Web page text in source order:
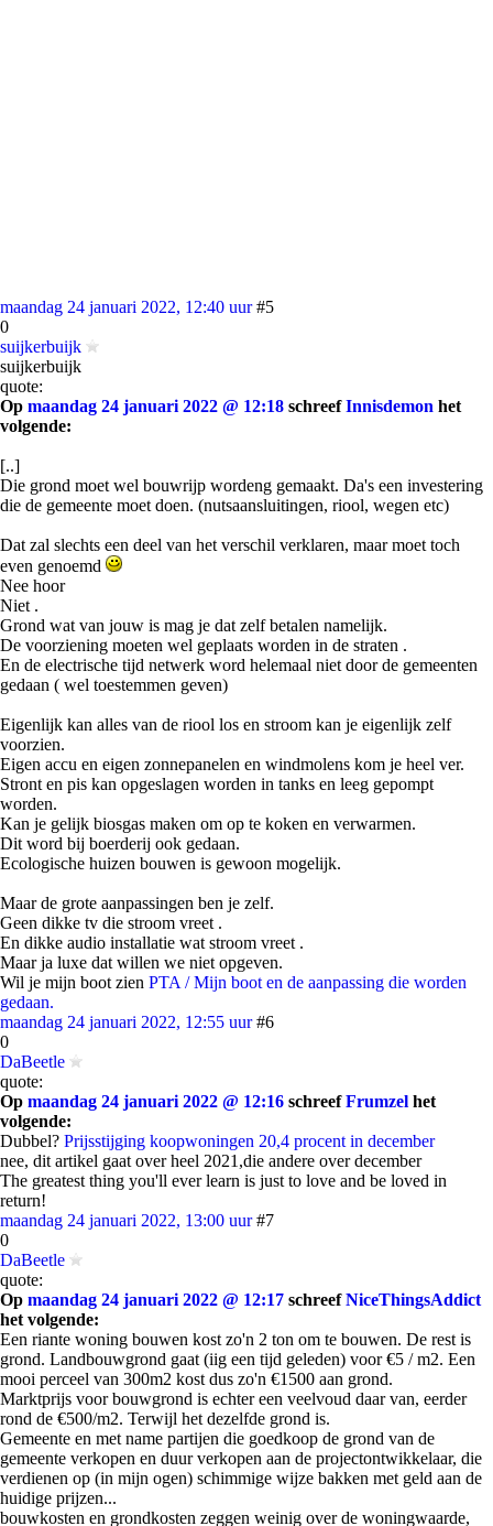
maandag 24 januari 2022, 12:40 uur #5
0
suijkerbuijk
suijkerbuijk
quote:
Op maandag 24 januari 2022 @ 12:18 schreefInnisdemon het
volgende:
[..]
Die grond moet wel bouwrijp wordeng gemaakt. Da's een investering
die de gemeente moet doen. (nutsaansluitingen, riool, wegen etc)
Dat zal slechts een deel van het verschil verklaren, maar moet toch
even genoemd
Nee hoor
Niet .
Grond wat van jouw is mag je dat zelf betalen namelijk.
De voorziening moeten wel geplaats worden in de straten .
En de electrische tijd netwerk word helemaal niet door de gemeenten
gedaan ( wel toestemmen geven)
Eigenlijk kan alles van de riool los en stroom kan je eigenlijk zelf
voorzien.
Eigen accu en eigen zonnepanelen en windmolens kom je heel ver.
Stront en pis kan opgeslagen worden in tanks en leeg gepompt
worden.
Kan je gelijk biosgas maken om op te koken en verwarmen.
Dit word bij boerderij ook gedaan.
Ecologische huizen bouwen is gewoon mogelijk.
Maar de grote aanpassingen ben je zelf.
Geen dikke tv die stroom vreet .
En dikke audio installatie wat stroom vreet .
Maar ja luxe dat willen we niet opgeven.
Wil je mijn boot zien PTA / Mijn boot en de aanpassing die worden
gedaan.
maandag 24 januari 2022, 12:55 uur #6
0
DaBeetle
quote:
Op maandag 24 januari 2022 @ 12:16 schreefFrumzel het
volgende:
Dubbel? Prijsstijging koopwoningen 20,4 procent in december
nee, dit artikel gaat over heel 2021,die andere over december
The greatest thing you'll ever learn is just to love and be loved in
return!
maandag 24 januari 2022, 13:00 uur #7
0
DaBeetle
quote:
Op maandag 24 januari 2022 @ 12:17 schreefNiceThingsAddict
het volgende:
Een riante woning bouwen kost zo'n 2 ton om te bouwen. De rest is
grond. Landbouwgrond gaat (iig een tijd geleden) voor €5 / m2. Een
mooi perceel van 300m2 kost dus zo'n €1500 aan grond.
Marktprijs voor bouwgrond is echter een veelvoud daar van, eerder
rond de €500/m2. Terwijl het dezelfde grond is.
Gemeente en met name partijen die goedkoop de grond van de
gemeente verkopen en duur verkopen aan de projectontwikkelaar, die
verdienen op (in mijn ogen) schimmige wijze bakken met geld aan de
huidige prijzen...
bouwkosten en grondkosten zeggen weinig over de woningwaarde,